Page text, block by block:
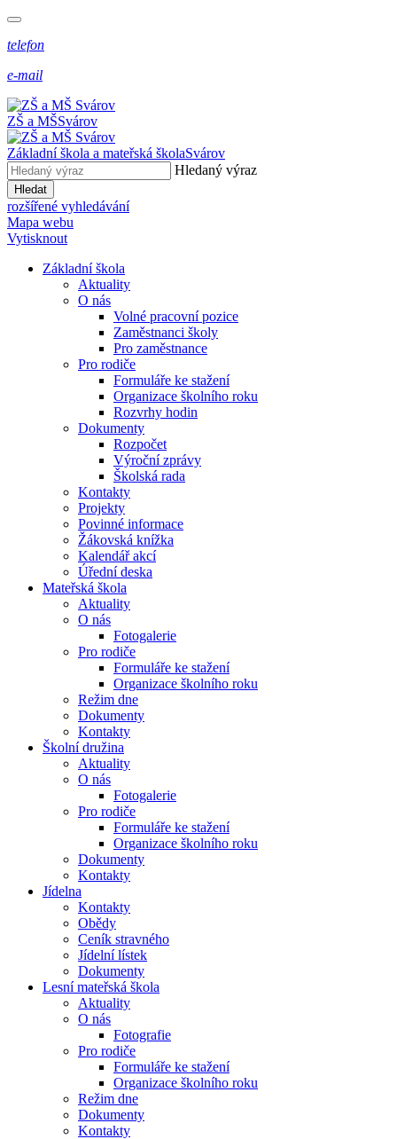
telefon
e-mail
ZŠ a MŠSvárov
Základní škola a mateřská školaSvárov
Hledaný výraz
Hledat
rozšířené vyhledávání
Mapa webu
Vytisknout
Základní škola
Aktuality
O nás
Volné pracovní pozice
Zaměstnanci školy
Pro zaměstnance
Pro rodiče
Formuláře ke stažení
Organizace školního roku
Rozvrhy hodin
Dokumenty
Rozpočet
Výroční zprávy
Školská rada
Kontakty
Projekty
Povinné informace
Žákovská knížka
Kalendář akcí
Úřední deska
Mateřská škola
Aktuality
O nás
Fotogalerie
Pro rodiče
Formuláře ke stažení
Organizace školního roku
Režim dne
Dokumenty
Kontakty
Školní družina
Aktuality
O nás
Fotogalerie
Pro rodiče
Formuláře ke stažení
Organizace školního roku
Dokumenty
Kontakty
Jídelna
Kontakty
Obědy
Ceník stravného
Jídelní lístek
Dokumenty
Lesní mateřská škola
Aktuality
O nás
Fotografie
Pro rodiče
Formuláře ke stažení
Organizace školního roku
Režim dne
Dokumenty
Kontakty